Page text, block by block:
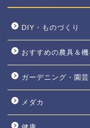
DIY・ものづくり
おすすめの農具＆機
ガーデニング・園芸
メダカ